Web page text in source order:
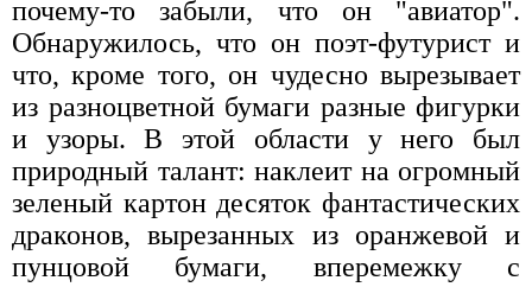
почему-то забыли, что он "авиатор".
Обнаружилось, что он поэт-футурист и
что, кроме того, он чудесно вырезывает
из разноцветной бумаги разные фигурки
и узоры. В этой области у него был
природный талант: наклеит на огромный
зеленый картон десяток фантастических
драконов, вырезанных из оранжевой и
пунцовой бумаги, вперемежку с